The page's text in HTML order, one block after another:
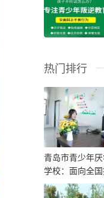
热门排行
青岛市青少年
学校：面向全国
全年无休